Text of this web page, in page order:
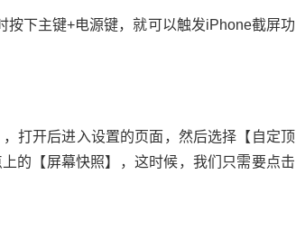
下主键+电源键，就可以触发iPhone截屏功
打开后进入设置的页面，然后选择【自定顶
的【屏幕快照】，这时候，我们只需要点击